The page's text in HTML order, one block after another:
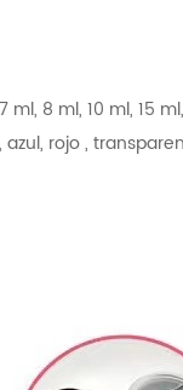
8 ml, 10 ml, 15
rojo ,